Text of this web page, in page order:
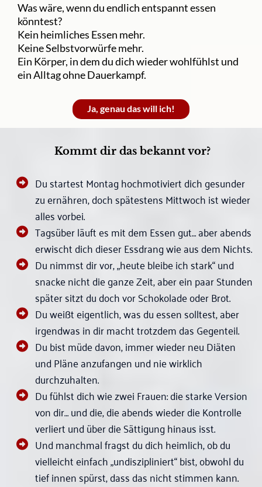
Was wäre, wenn du endlich entspannt essen
könntest?
Kein heimliches Essen mehr.
Keine Selbstvorwürfe mehr.
Ein Körper, in dem du dich wieder wohlfühlst und
ein Alltag ohne Dauerkampf.
Ja, genau das will ich!
Kommt dir das bekannt vor?
Du startest Montag hochmotiviert dich gesunder
zu ernähren, doch spätestens Mittwoch ist wieder
alles vorbei.
Tagsüber läuft es mit dem Essen gut… aber abends
erwischt dich dieser Essdrang wie aus dem Nichts.
Du nimmst dir vor, „heute bleibe ich stark“ und
snacke nicht die ganze Zeit, aber ein paar Stunden
später sitzt du doch vor Schokolade oder Brot.
Du weißt eigentlich, was du essen solltest, aber
irgendwas in dir macht trotzdem das Gegenteil.
Du bist müde davon, immer wieder neu Diäten
und Pläne anzufangen und nie wirklich
durchzuhalten.
Du fühlst dich wie zwei Frauen: die starke Version
von dir… und die, die abends wieder die Kontrolle
verliert und über die Sättigung hinaus isst.
Und manchmal fragst du dich heimlich, ob du
vielleicht einfach „undiszipliniert“ bist, obwohl du
tief innen spürst, dass das nicht stimmen kann.